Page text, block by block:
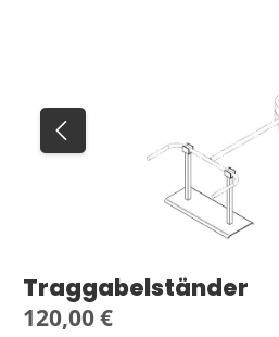
Traggabelständer
Regulärer Preis:
120,00 €